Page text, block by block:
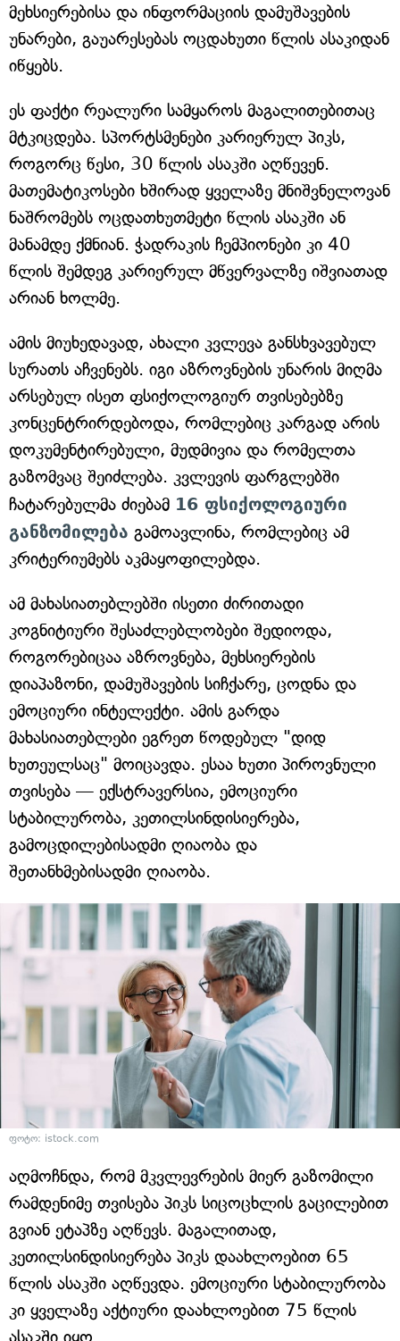
მეხსიერებისა და ინფორმაციის დამუშავების
უნარები, გაუარესებას ოცდახუთი წლის ასაკიდან
იწყებს.
ეს ფაქტი რეალური სამყაროს მაგალითებითაც
მტკიცდება. სპორტსმენები კარიერულ პიკს,
როგორც წესი, 30 წლის ასაკში აღწევენ.
მათემატიკოსები ხშირად ყველაზე მნიშვნელოვან
ნაშრომებს ოცდათხუთმეტი წლის ასაკში ან
მანამდე ქმნიან. ჭადრაკის ჩემპიონები კი 40
წლის შემდეგ კარიერულ მწვერვალზე იშვიათად
არიან ხოლმე.
ამის მიუხედავად, ახალი კვლევა განსხვავებულ
სურათს აჩვენებს. იგი აზროვნების უნარის მიღმა
არსებულ ისეთ ფსიქოლოგიურ თვისებებზე
კონცენტრირდებოდა, რომლებიც კარგად არის
დოკუმენტირებული, მუდმივია და რომელთა
გაზომვაც შეიძლება. კვლევის ფარგლებში
ჩატარებულმა ძიებამ 16 ფსიქოლოგიური
განზომილება გამოავლინა, რომლებიც ამ
კრიტერიუმებს აკმაყოფილებდა.
ამ მახასიათებლებში ისეთი ძირითადი
კოგნიტიური შესაძლებლობები შედიოდა,
როგორებიცაა აზროვნება, მეხსიერების
დიაპაზონი, დამუშავების სიჩქარე, ცოდნა და
ემოციური ინტელექტი. ამის გარდა
მახასიათებლები ეგრეთ წოდებულ "დიდ
ხუთეულსაც" მოიცავდა. ესაა ხუთი პიროვნული
თვისება — ექსტრავერსია, ემოციური
სტაბილურობა, კეთილსინდისიერება,
გამოცდილებისადმი ღიაობა და
შეთანხმებისადმი ღიაობა.
ფოტო: istock.com
აღმოჩნდა, რომ მკვლევრების მიერ გაზომილი
რამდენიმე თვისება პიკს სიცოცხლის გაცილებით
გვიან ეტაპზე აღწევს. მაგალითად,
კეთილსინდისიერება პიკს დაახლოებით 65
წლის ასაკში აღწევდა. ემოციური სტაბილურობა
კი ყველაზე აქტიური დაახლოებით 75 წლის
ასაკში იყო.